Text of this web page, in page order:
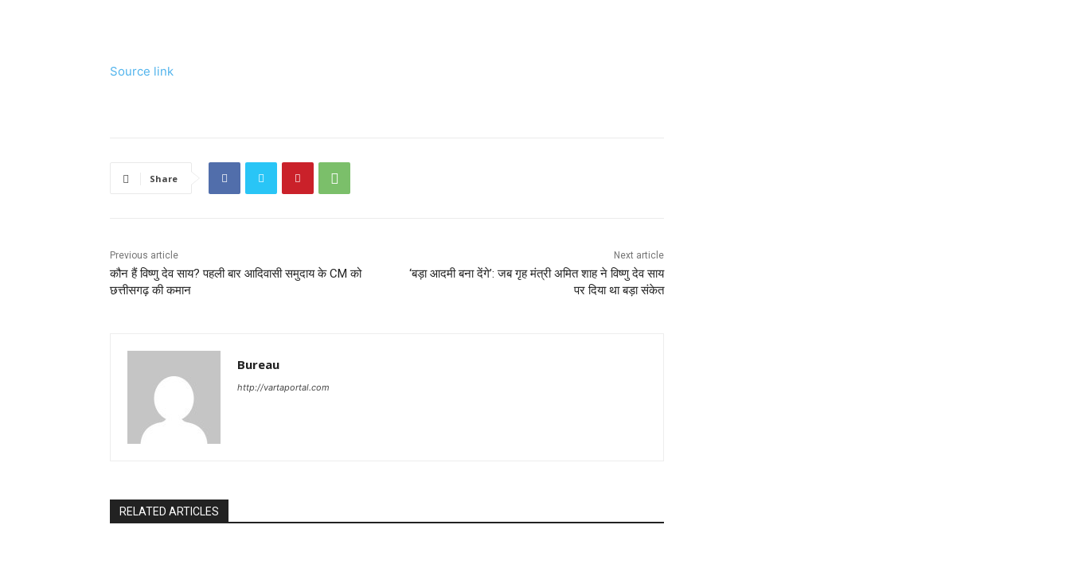
Source link
Share
Previous article
कौन हैं विष्णु देव साय? पहली बार आदिवासी समुदाय के CM को
छत्तीसगढ़ की कमान
Next article
‘बड़ा आदमी बना देंगे’: जब गृह मंत्री अमित शाह ने विष्णु देव साय
पर दिया था बड़ा संकेत
Bureau
http://vartaportal.com
RELATED ARTICLES